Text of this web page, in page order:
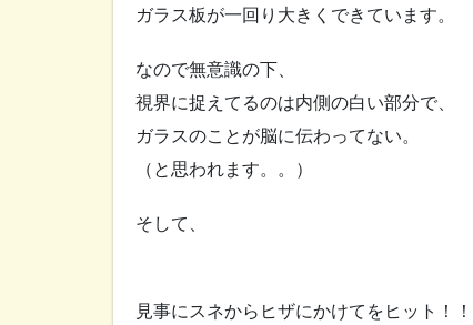
ガラス板が一回り大きくできています。
なので無意識の下、
視界に捉えてるのは内側の白い部分で、
ガラスのことが脳に伝わってない。
（と思われます。。）
そして、
見事にスネからヒザにかけてをヒット！！